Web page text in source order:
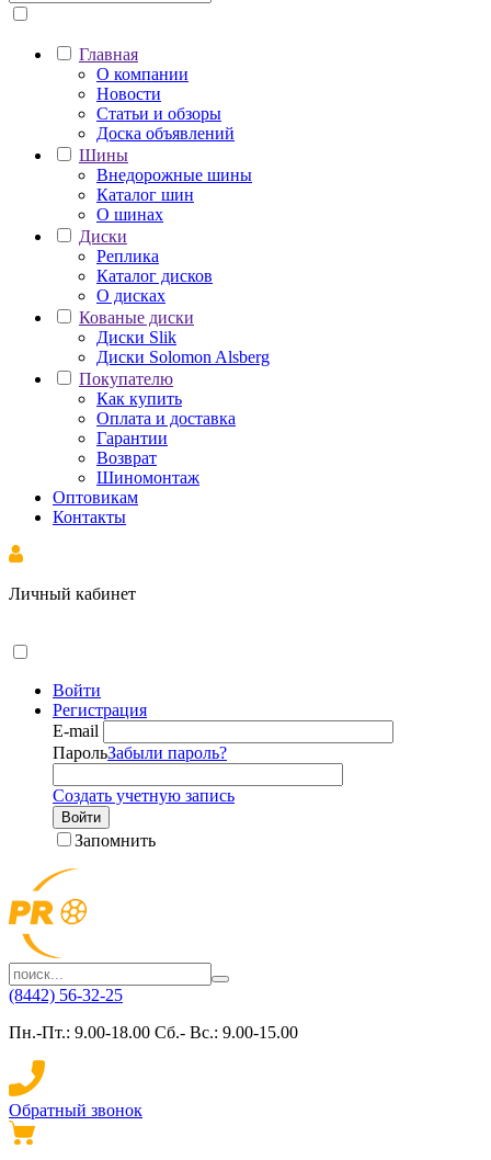
Главная
О компании
Новости
Статьи и обзоры
Доска объявлений
Шины
Внедорожные шины
Каталог шин
О шинах
Диски
Реплика
Каталог дисков
О дисках
Кованые диски
Диски Slik
Диски Solomon Alsberg
Покупателю
Как купить
Оплата и доставка
Гарантии
Возврат
Шиномонтаж
Оптовикам
Контакты
Личный кабинет
Войти
Регистрация
E-mail
ПарольЗабыли пароль?
Создать учетную запись
Войти
Запомнить
(8442) 56-32-25
Пн.-Пт.: 9.00-18.00 Сб.- Вс.: 9.00-15.00
Обратный звонок